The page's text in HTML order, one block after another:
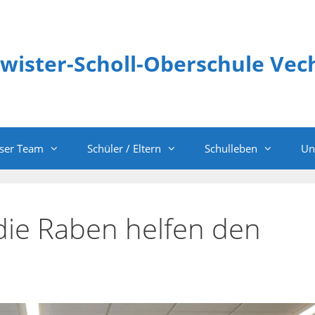
Scholl-Oberschule
Team Schüler / Eltern Schulleben
Raben helfen den